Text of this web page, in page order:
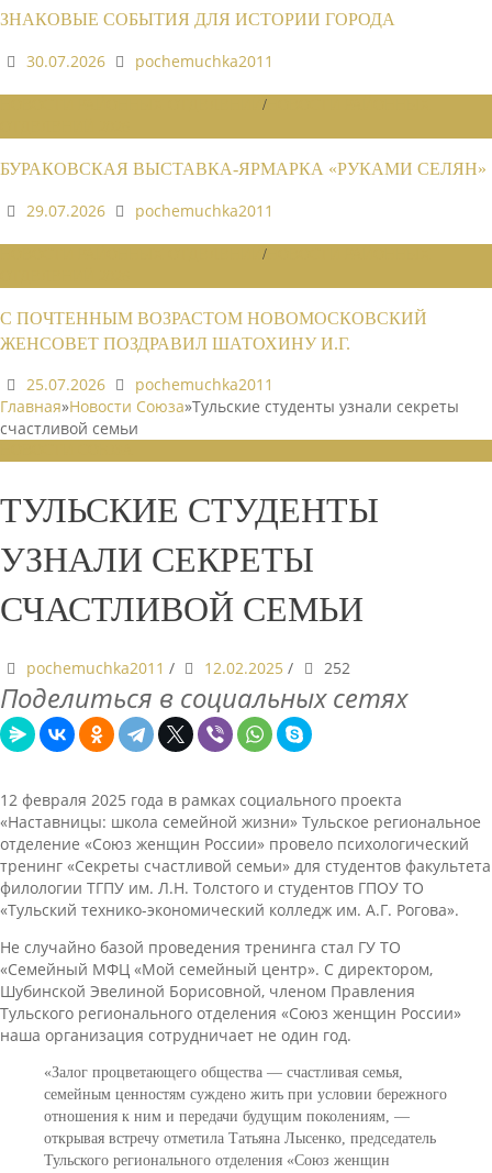
ЗНАКОВЫЕ СОБЫТИЯ ДЛЯ ИСТОРИИ ГОРОДА
30.07.2026
pochemuchka2011
/
БУРАКОВСКАЯ ВЫСТАВКА-ЯРМАРКА «РУКАМИ СЕЛЯН»
29.07.2026
pochemuchka2011
/
С ПОЧТЕННЫМ ВОЗРАСТОМ НОВОМОСКОВСКИЙ
ЖЕНСОВЕТ ПОЗДРАВИЛ ШАТОХИНУ И.Г.
25.07.2026
pochemuchka2011
Главная»Новости Союза»Тульские студенты узнали секреты
счастливой семьи
ТУЛЬСКИЕ СТУДЕНТЫ
УЗНАЛИ СЕКРЕТЫ
СЧАСТЛИВОЙ СЕМЬИ
pochemuchka2011 / 12.02.2025 / 252
Поделиться в социальных сетях
12 февраля 2025 года в рамках социального проекта
«Наставницы: школа семейной жизни» Тульское региональное
отделение «Союз женщин России» провело психологический
тренинг «Секреты счастливой семьи» для студентов факультета
филологии ТГПУ им. Л.Н. Толстого и студентов ГПОУ ТО
«Тульский технико-экономический колледж им. А.Г. Рогова».
Не случайно базой проведения тренинга стал ГУ ТО
«Семейный МФЦ «Мой семейный центр». С директором,
Шубинской Эвелиной Борисовной, членом Правления
Тульского регионального отделения «Союз женщин России»
наша организация сотрудничает не один год.
«Залог процветающего общества — счастливая семья,
семейным ценностям суждено жить при условии бережного
отношения к ним и передачи будущим поколениям, —
открывая встречу отметила Татьяна Лысенко, председатель
Тульского регионального отделения «Союз женщин